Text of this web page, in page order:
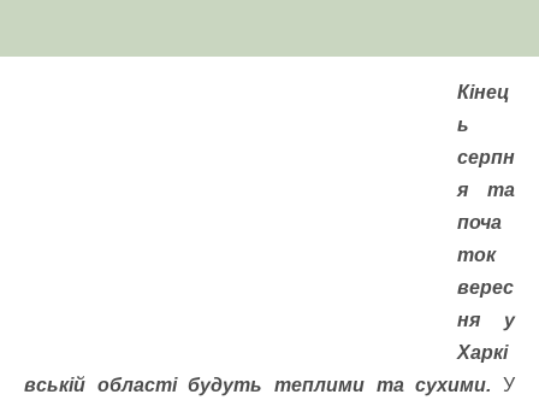
Кінец
ь
серпн
я та
поча
ток
верес
ня у
Харкі
вській області будуть теплими та сухими. У